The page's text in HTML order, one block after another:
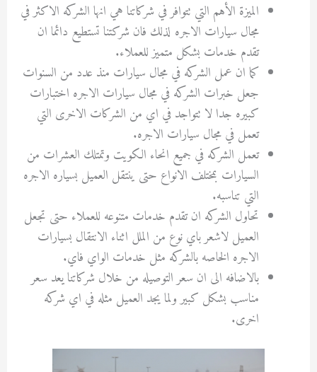
الميزة الأهم التي تتوافر في شركاتنا هي انها الشركه الاكثر في
مجال سيارات الاجره لذلك فان شركتنا تستطيع دائما ان
تقدم خدمات بشكل متميز للعملاء.
كما ان عمل الشركه في مجال سيارات منذ عدد من السنوات
جعل خبرات الشركه في مجال سيارات الاجره اختبارات
كبيره جدا لا تتواجد في اي من الشركات الاخرى التي
تعمل في مجال سيارات الاجره.
تعمل الشركه في جميع انحاء الكويت وتمتلك العشرات من
السيارات بمختلف الانواع حتى ينتقل العميل بسياره الاجره
التي تناسبه.
تحاول الشركه ان تقدم خدمات متنوعه للعملاء حتى تجعل
العميل لاشعر باي نوع من الملل اثناء الانتقال بسيارات
الاجره الخاصه بالشركه مثل خدمات الواي فاي.
بالاضافه الى ان سعر التوصيله من خلال شركاتنا يعد سعر
مناسب بشكل كبير ولما يجد العميل مثله في اي شركه
اخرى.